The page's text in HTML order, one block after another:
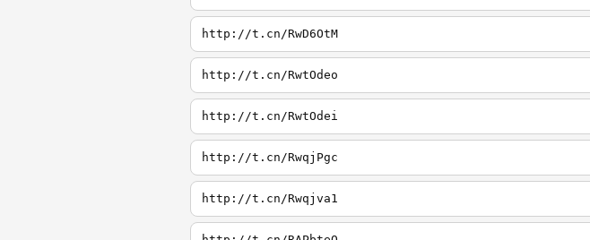
http://t.cn/RwD6OtM
http://t.cn/RwtOdeo
http://t.cn/RwtOdei
http://t.cn/RwqjPgc
http://t.cn/Rwqjva1